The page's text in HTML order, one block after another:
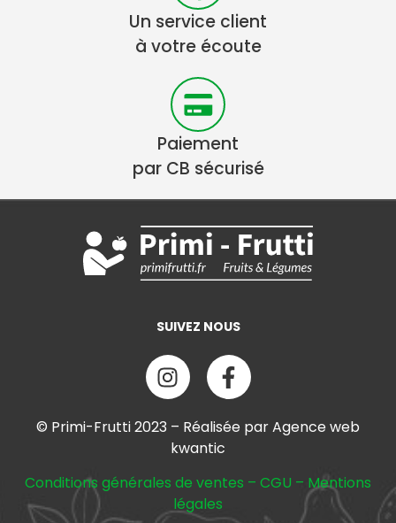
Un service client
à votre écoute
Paiement
par CB sécurisé
SUIVEZ NOUS
© Primi-Frutti 2023 – Réalisée par Agence web
kwantic
Conditions générales de ventes – CGU – Mentions
légales